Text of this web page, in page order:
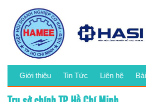
Giới thiệu Tin Tức Liên hệ